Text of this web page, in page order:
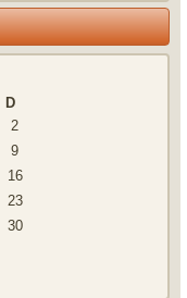
D
2
9
16
23
30